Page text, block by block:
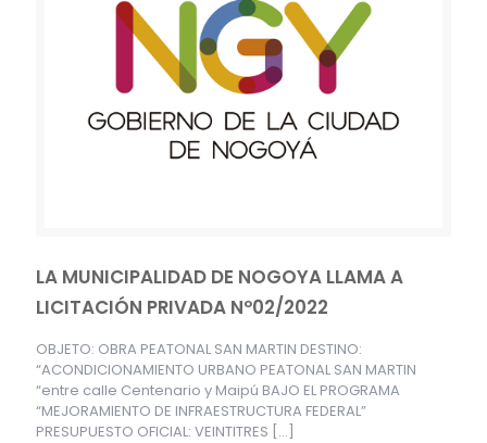
LA MUNICIPALIDAD DE NOGOYA LLAMA A
LICITACIÓN PRIVADA Nº02/2022
OBJETO: OBRA PEATONAL SAN MARTIN DESTINO:
“ACONDICIONAMIENTO URBANO PEATONAL SAN MARTIN
“entre calle Centenario y Maipú BAJO EL PROGRAMA
“MEJORAMIENTO DE INFRAESTRUCTURA FEDERAL”
PRESUPUESTO OFICIAL: VEINTITRES […]